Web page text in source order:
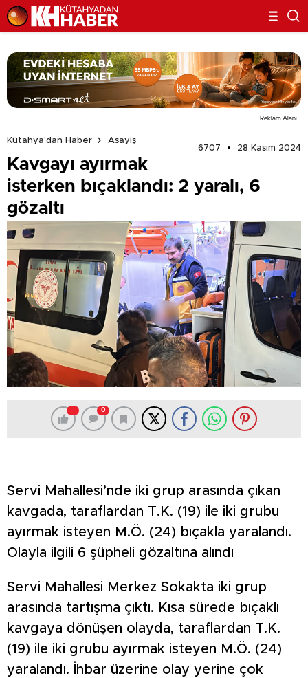
Reklam Alanı
Kütahya'dan Haber
Asayiş
6707
28 Kasım 2024
Kavgayı ayırmak
isterken bıçaklandı: 2 yaralı, 6
gözaltı
0
Servi Mahallesi’nde iki grup arasında çıkan
kavgada, taraflardan T.K. (19) ile iki grubu
ayırmak isteyen M.Ö. (24) bıçakla yaralandı.
Olayla ilgili 6 şüpheli gözaltına alındı
Servi Mahallesi Merkez Sokakta iki grup
arasında tartışma çıktı. Kısa sürede bıçaklı
kavgaya dönüşen olayda, taraflardan T.K.
(19) ile iki grubu ayırmak isteyen M.Ö. (24)
yaralandı. İhbar üzerine olay yerine çok